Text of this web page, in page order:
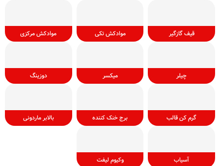
قیف گازگیر موادکش تکی موادکش مرکزی
چیلر میکسر دوزینگ
گرم کن قالب برج خنک کننده بالابر ماردونی
آسیاب وکیوم لیفت